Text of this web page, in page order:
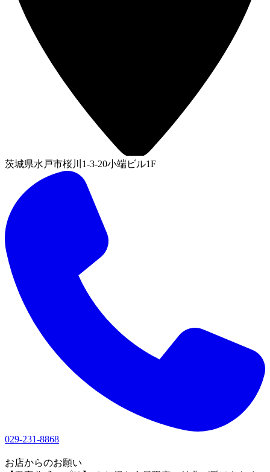
茨城県水戸市桜川1-3-20小端ビル1F
029-231-8868
お店からのお願い